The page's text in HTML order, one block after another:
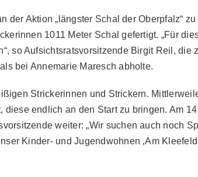
der Aktion „längster Schal der Oberpfalz“
1011 Meter Schal gefertigt. „Für
so Aufsichtsratsvorsitzende Birgit Reil, die
bei Annemarie Maresch abholte.
Strickerinnen und Strickern.
endlich an den Start zu bringen. Am
weiter: „Wir suchen auch noch
Kinder- und Jugendwohnen ‚Am